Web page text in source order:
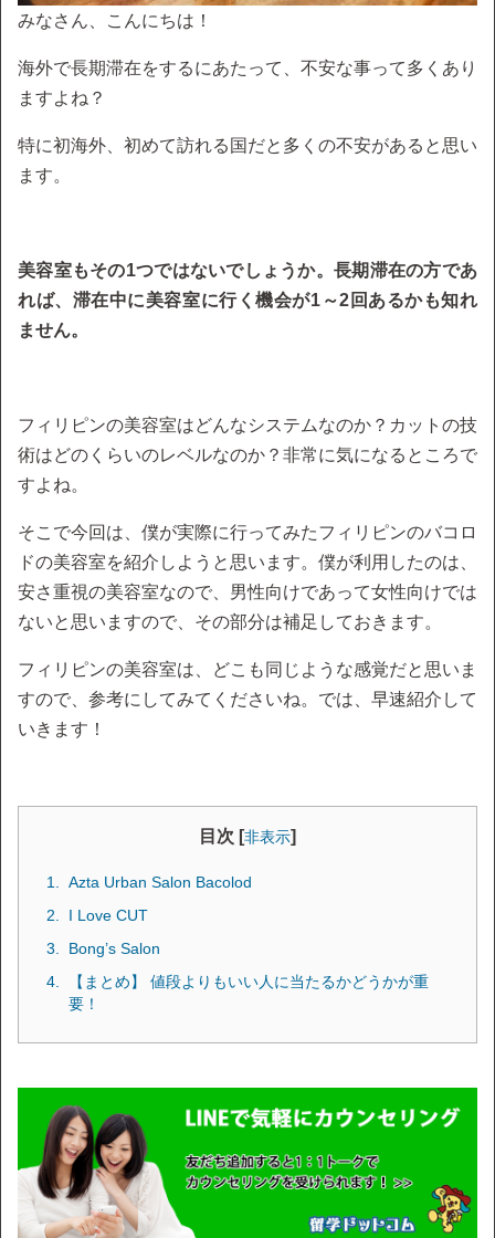
みなさん、こんにちは！
海外で長期滞在をするにあたって、不安な事って多くあり
ますよね？
特に初海外、初めて訪れる国だと多くの不安があると思い
ます。
美容室もその1つではないでしょうか。長期滞在の方であ
れば、滞在中に美容室に行く機会が1～2回あるかも知れ
ません。
フィリピンの美容室はどんなシステムなのか？カットの技
術はどのくらいのレベルなのか？非常に気になるところで
すよね。
そこで今回は、僕が実際に行ってみたフィリピンのバコロ
ドの美容室を紹介しようと思います。僕が利用したのは、
安さ重視の美容室なので、男性向けであって女性向けでは
ないと思いますので、その部分は補足しておきます。
フィリピンの美容室は、どこも同じような感覚だと思いま
すので、参考にしてみてくださいね。では、早速紹介して
いきます！
目次 [非表示]
Azta Urban Salon Bacolod
I Love CUT
Bong’s Salon
【まとめ】 値段よりもいい人に当たるかどうかが重
要！